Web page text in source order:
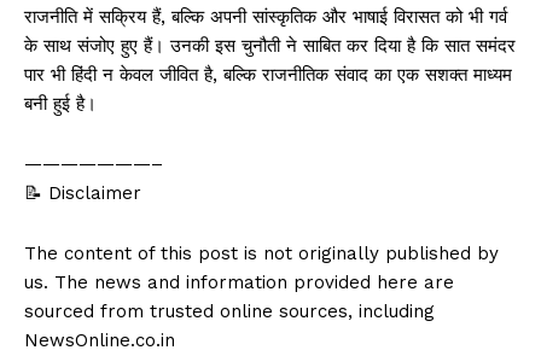
राजनीति में सक्रिय हैं, बल्कि अपनी सांस्कृतिक और भाषाई विरासत को भी गर्व
के साथ संजोए हुए हैं। उनकी इस चुनौती ने साबित कर दिया है कि सात समंदर
पार भी हिंदी न केवल जीवित है, बल्कि राजनीतिक संवाद का एक सशक्त माध्यम
बनी हुई है।
———————–
📝 Disclaimer
The content of this post is not originally published by
us. The news and information provided here are
sourced from trusted online sources, including
NewsOnline.co.in